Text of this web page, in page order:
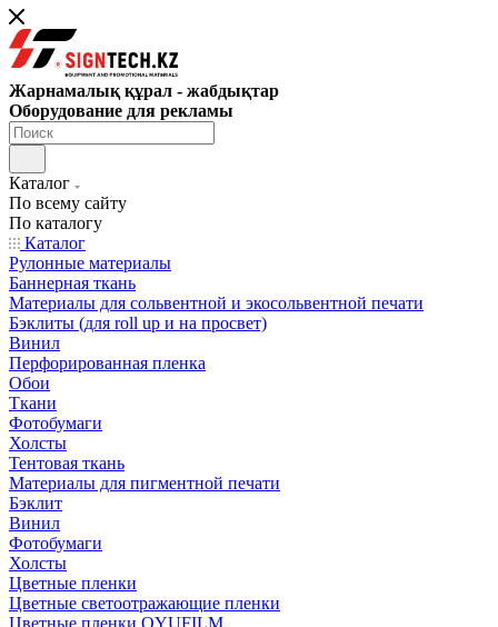
Жарнамалық құрал - жабдықтар
Оборудование для рекламы
Каталог
По всему сайту
По каталогу
Каталог
Рулонные материалы
Баннерная ткань
Материалы для сольвентной и экосольвентной печати
Бэклиты (для roll up и на просвет)
Винил
Перфорированная пленка
Обои
Ткани
Фотобумаги
Холсты
Тентовая ткань
Материалы для пигментной печати
Бэклит
Винил
Фотобумаги
Холсты
Цветные пленки
Цветные светоотражающие пленки
Цветные пленки OYUFILM